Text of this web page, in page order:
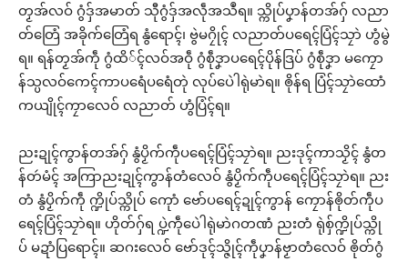
တၟအ်လဝ် ဂွံဒှ်အမာတ် သီုဂွံဒှ်အလဵုအသဳရ။ သ္ကိုပ်ပၞာန်တအ်ဂှ် လညာ
တ်တြေံ အခိုက်တြေံရ နွံရောၚ်၊ ဗွဲမဂၠိုၚ် လညာတ်ပရေၚ်ပြံၚ်သၠာဲ ဟွံမွဲ
ရ။ ရန်တၟအ်ကဵု ဂွံထိ်ၚ်လဝ်အဝဵု ဂွံစဵုဒၞာပရေၚ်ပိုန်ဒြပ် ဂွံစဵုဒၞာ မကၠော
န်သ္ပလဝ်ကေၚ်ကာပရေံပရေံတုဲ လုပ်ပေဲါရုဲမာဲရ။ ၜိုန်ရ ပြံၚ်သၠာဲထောံ
ကယျိုၚ်ကၠာလေဝ် လညာတ် ဟွံပြံၚ်ရ။
ညးဍုၚ်ကွာန်တအ်ဂှ် နွံပၟိက်ကဵုပရေၚ်ပြံၚ်သၠာဲရ။ ညးဒုၚ်ကာသၟိၚ် နွံတ
န်တဴမံၚ် အကြာညးဍုၚ်ကွာန်တံလေဝ် နွံပၟိက်ကဵုပရေၚ်ပြံၚ်သၠာဲရ။ ညး
တံ နွံပၟိက်ကဵု က္ဍိုပ်သ္ကိုပ် ကေုာံ ဗော်ပရေၚ်ဍုၚ်ကွာန် ကၠောန်ၜိုတ်ကဵုပ
ရေၚ်ပြံၚ်သၠာဲရ။ ဟိုတ်ဂှ်ရ ပ္ဍဲကဵုပေဲါရုဲမာဲဂတဏံ ညးတံ ရုဲစှ်က္ဍိုပ်သ္ကို
ပ် မဍာံပြရောၚ်။ ဆဂးလေဝ် ဗော်ဒုၚ်သ္ဇိုၚ်ကဵုပၞာန်ဗၟာတံလေဝ် ၜိုတ်ဂွံ